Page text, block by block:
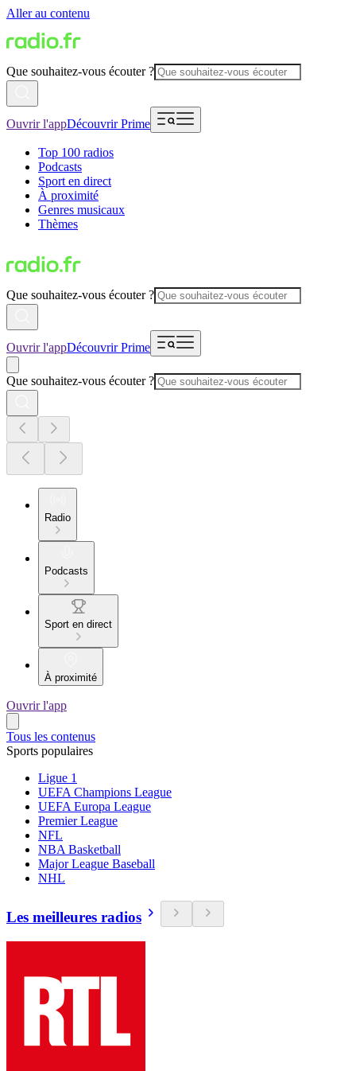
Aller au contenu
Que souhaitez-vous écouter ?
Ouvrir l'appDécouvrir Prime
Top 100 radios
Podcasts
Sport en direct
À proximité
Genres musicaux
Thèmes
Que souhaitez-vous écouter ?
Ouvrir l'appDécouvrir Prime
Que souhaitez-vous écouter ?
Radio
Podcasts
Sport en direct
À proximité
Ouvrir l'app
Tous les contenus
Sports populaires
Ligue 1
UEFA Champions League
UEFA Europa League
Premier League
NFL
NBA Basketball
Major League Baseball
NHL
Les meilleures radios